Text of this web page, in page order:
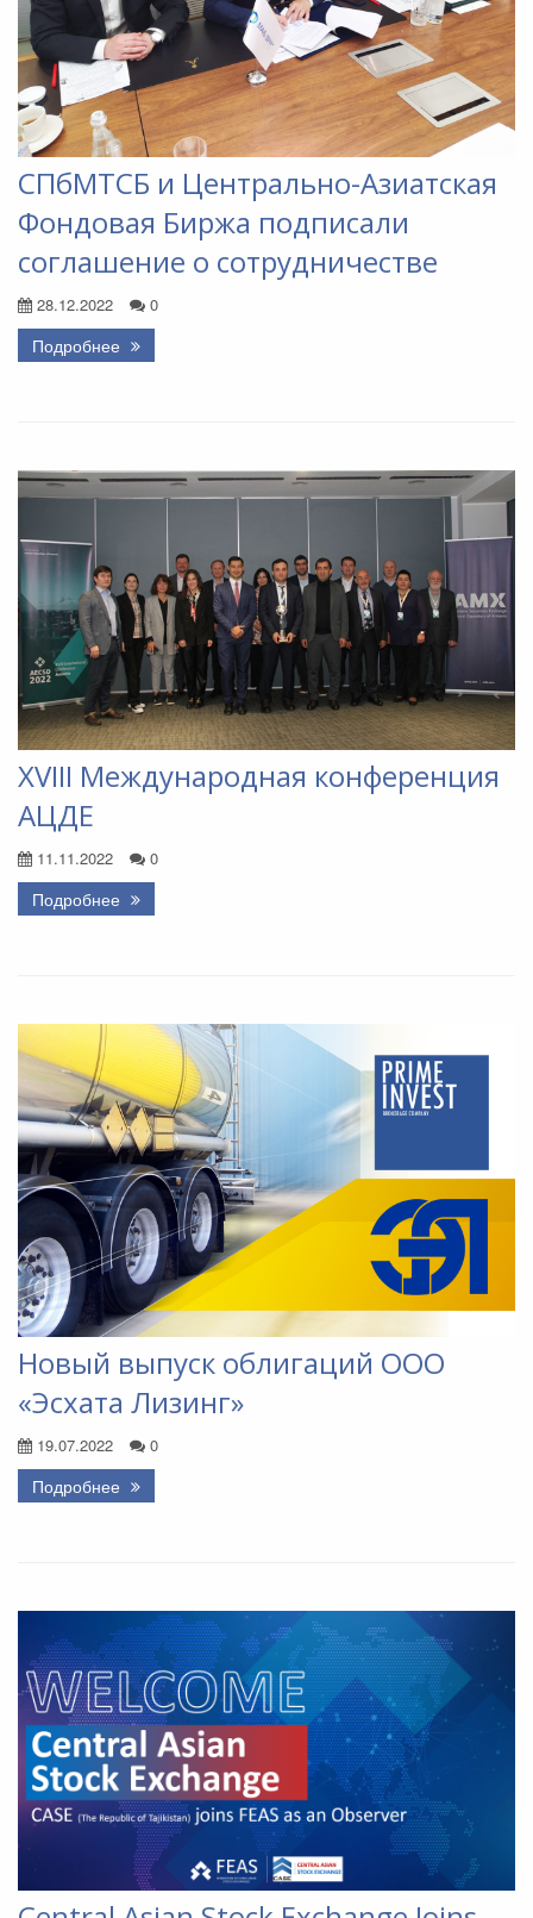
СПбМТСБ и Центрально-Азиатская
Фондовая Биржа подписали
соглашение о сотрудничестве
28.12.2022 0
Подробнее
XVIII Международная конференция
АЦДЕ
11.11.2022 0
Подробнее
Новый выпуск облигаций ООО
«Эсхата Лизинг»
19.07.2022 0
Подробнее